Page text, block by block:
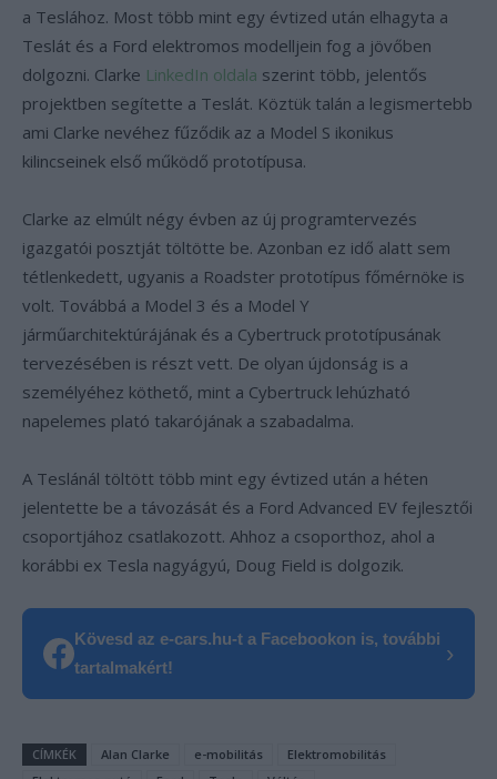
a Teslához. Most több mint egy évtized után elhagyta a
Teslát és a Ford elektromos modelljein fog a jövőben
dolgozni. Clarke LinkedIn oldala szerint több, jelentős
projektben segítette a Teslát. Köztük talán a legismertebb
ami Clarke nevéhez fűződik az a Model S ikonikus
kilincseinek első működő prototípusa.
Clarke az elmúlt négy évben az új programtervezés
igazgatói posztját töltötte be. Azonban ez idő alatt sem
tétlenkedett, ugyanis a Roadster prototípus főmérnöke is
volt. Továbbá a Model 3 és a Model Y
járműarchitektúrájának és a Cybertruck prototípusának
tervezésében is részt vett. De olyan újdonság is a
személyéhez köthető, mint a Cybertruck lehúzható
napelemes plató takarójának a szabadalma.
A Teslánál töltött több mint egy évtized után a héten
jelentette be a távozását és a Ford Advanced EV fejlesztői
csoportjához csatlakozott. Ahhoz a csoporthoz, ahol a
korábbi ex Tesla nagyágyú, Doug Field is dolgozik.
Kövesd az e-cars.hu-t a Facebookon is, további
tartalmakért!
›
CÍMKÉK Alan Clarke e-mobilitás
Elektromobilitás